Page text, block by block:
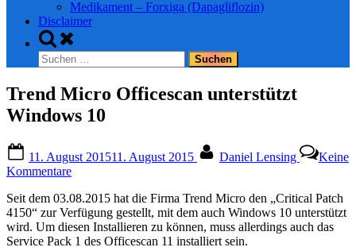
Medikament – Forxiga (Dapagliflozin)
Disclaimer
Toggle
search
form
Suchen
nach:
Trend Micro Officescan unterstützt
Windows 10
on
11. August 201511. August 2015 Daniel Lensing
Keine
Kommentarezu
Micro
Officescan
unterstützt
Windows
Seit dem 03.08.2015 hat die Firma Trend Micro den „Critical Patch
4150“ zur Verfügung gestellt, mit dem auch Windows 10 unterstützt
wird. Um diesen Installieren zu können, muss allerdings auch das
Service Pack 1 des Officescan 11 installiert sein.